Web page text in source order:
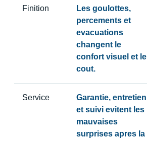
Finition
Les goulottes,
percements et
evacuations
changent le
confort visuel et le
cout.
Service
Garantie, entretien
et suivi evitent les
mauvaises
surprises apres la